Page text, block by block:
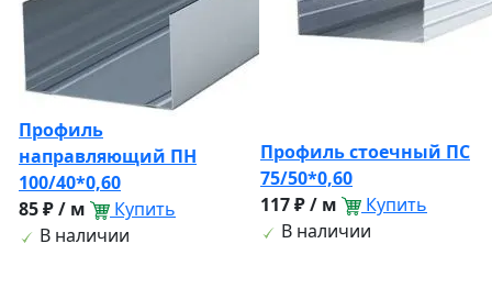
Профиль
направляющий ПН
100/40*0,60
85 ₽ / м
Купить
В наличии
Профиль стоечный ПС
75/50*0,60
117 ₽ / м
Купить
В наличии